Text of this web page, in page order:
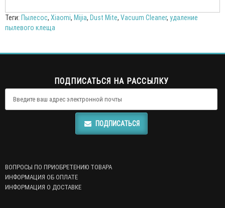
Теги: Пылесос, Xiaomi, Mijia, Dust Mite, Vacuum Cleaner, удаление
пылевого клеща
ПОДПИСАТЬСЯ НА РАССЫЛКУ
ПОДПИСАТЬСЯ
ВОПРОСЫ ПО ПРИОБРЕТЕНИЮ ТОВАРА
ИНФОРМАЦИЯ ОБ ОПЛАТЕ
ИНФОРМАЦИЯ О ДОСТАВКЕ